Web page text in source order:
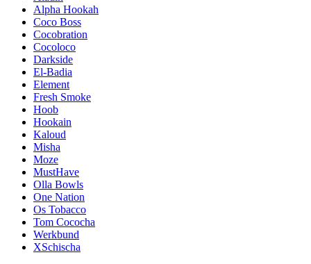
Alpha Hookah
Coco Boss
Cocobration
Cocoloco
Darkside
El-Badia
Element
Fresh Smoke
Hoob
Hookain
Kaloud
Misha
Moze
MustHave
Olla Bowls
One Nation
Os Tobacco
Tom Cococha
Werkbund
XSchischa